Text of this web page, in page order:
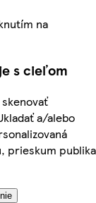
na
s cieľom
a/alebo
prieskum publika